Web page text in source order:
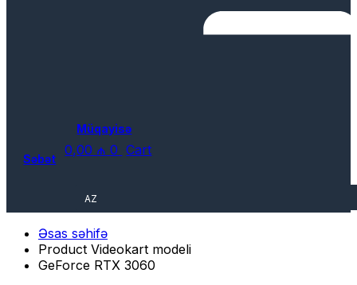
Müqayisə
0,00 ₼ 0 Cart
Səbət
AZ
Əsas səhifə
Product Videokart modeli
GeForce RTX 3060